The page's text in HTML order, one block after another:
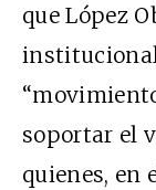
que López
soportar el
quienes, en